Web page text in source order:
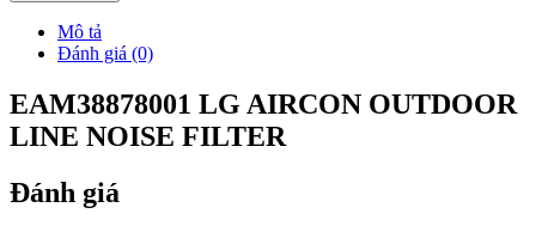
Mô tả
Đánh giá (0)
EAM38878001 LG AIRCON OUTDOOR
LINE NOISE FILTER
Đánh giá